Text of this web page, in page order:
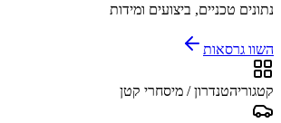
נתונים טכניים, ביצועים ומידות
השוו גרסאות
קטגוריהטנדרון / מיסחרי קטן